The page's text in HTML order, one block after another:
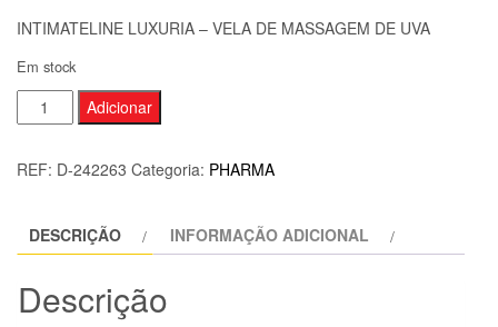
INTIMATELINE LUXURIA – VELA DE MASSAGEM DE UVA
Em stock
Quantidade
de
VELA
MASSAGEM
Adicionar
REF: D-242263 Categoria: PHARMA
DESCRIÇÃO INFORMAÇÃO ADICIONAL
Descrição